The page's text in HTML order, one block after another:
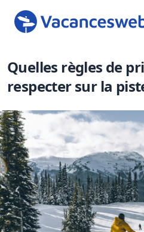
Quelles règles de
respecter sur la